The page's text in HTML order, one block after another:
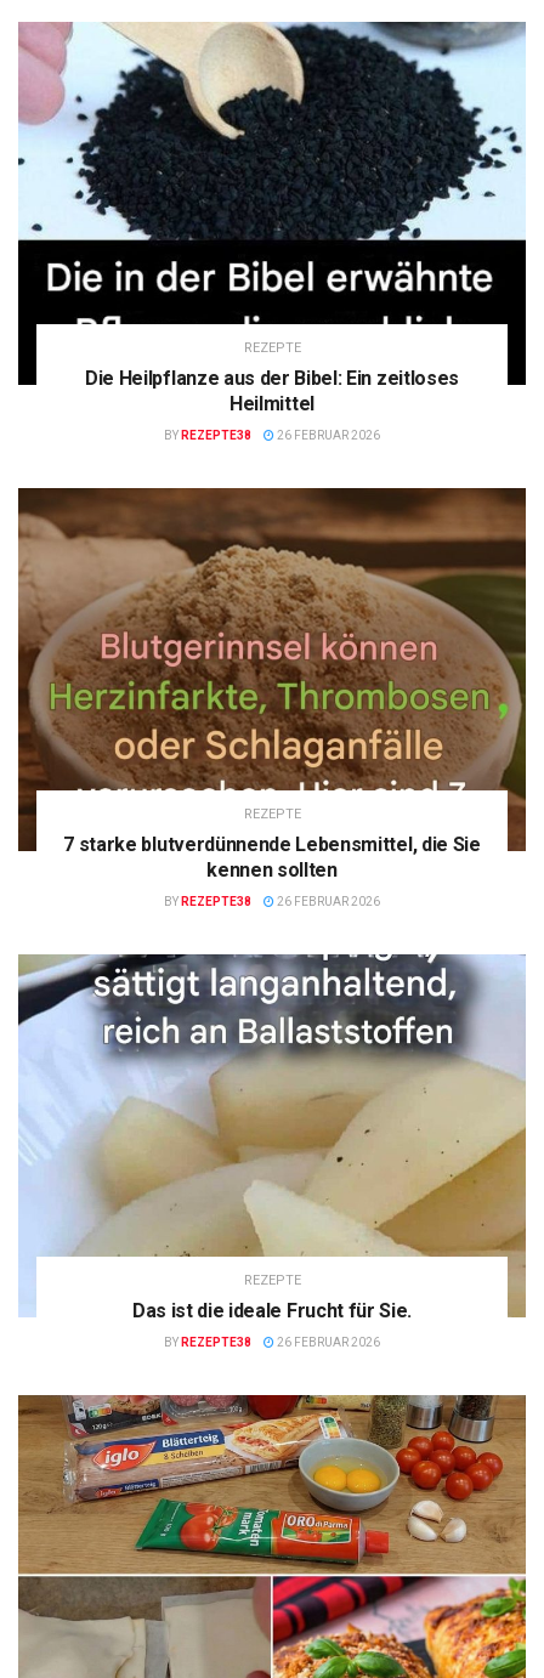
REZEPTE
Die Heilpflanze aus der Bibel: Ein zeitloses
Heilmittel
BY REZEPTE38 26 FEBRUAR 2026
REZEPTE
7 starke blutverdünnende Lebensmittel, die Sie
kennen sollten
BY REZEPTE38 26 FEBRUAR 2026
REZEPTE
Das ist die ideale Frucht für Sie.
BY REZEPTE38 26 FEBRUAR 2026